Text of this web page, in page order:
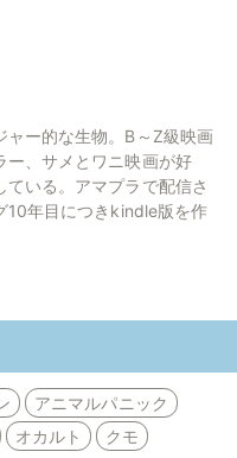
ャー的な生物。B～Z級映画
ー、サメとワニ映画が好
いる。アマプラで配信さ
10年目につきkindle版を作
アニマルパニック
オカルト
クモ